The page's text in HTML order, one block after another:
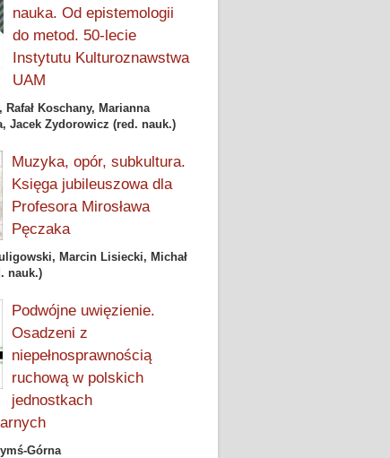
nauka. Od epistemologii
do metod. 50-lecie
Instytutu Kulturoznawstwa
UAM
Rafał Koschany, Marianna
Jacek Zydorowicz (red. nauk.)
Muzyka, opór, subkultura.
Księga jubileuszowa dla
Profesora Mirosława
Pęczaka
Marcin Lisiecki, Michał
nauk.)
Podwójne uwięzienie.
Osadzeni z
niepełnosprawnością
ruchową w polskich
jednostkach
Górna